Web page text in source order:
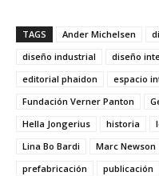
TAGS Ander Michelsen
diseño industrial
diseño
editorial phaidon
espacio
Fundación Verner Panton
Hella Jongerius
historia
Lina Bo Bardi
Marc Newson
prefabricación
publicación